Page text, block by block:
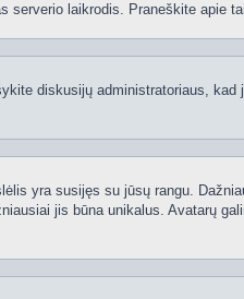
laikrodis. Praneškite apie
diskusijų administratoriaus,
yra susijęs su jūsų rangu.
jis būna unikalus. Avatarų